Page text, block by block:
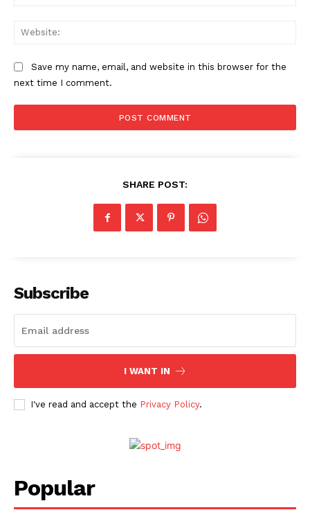
Save my name, email, and website in this browser for the
next time I comment.
SHARE POST:
Subscribe
I WANT IN
I've read and accept the Privacy Policy.
Popular